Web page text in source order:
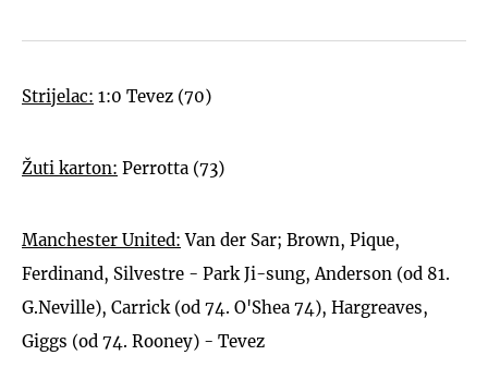
Strijelac: 1:0 Tevez (70)
Žuti karton: Perrotta (73)
Manchester United: Van der Sar; Brown, Pique,
Ferdinand, Silvestre - Park Ji-sung, Anderson (od 81.
G.Neville), Carrick (od 74. O'Shea 74), Hargreaves,
Giggs (od 74. Rooney) - Tevez